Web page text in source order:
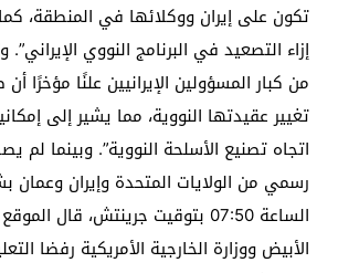
تكون على إيران ووكلائها في المنطقة،
إزاء التصعيد في البرنامج النووي
من كبار المسؤولين الإيرانيين علنًا مؤخرًا
تغيير عقيدتها النووية، مما يشير إلى
اتجاه تصنيع الأسلحة النووية”. وبينما لم
رسمي من الولايات المتحدة وإيران وعمان
الساعة 07:50 بتوقيت جرينتش، قال
الأبيض ووزارة الخارجية الأمريكية رفضا